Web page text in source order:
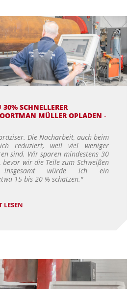
SCHNELLERER
MÜLLER OPLADEN-
Die Nacharbeit, auch beim
reduziert, weil viel weniger
sind. Wir sparen mindestens 30
wir die Teile zum Schweißen
insgesamt würde ich ein
15 bis 20 % schätzen."
LESEN